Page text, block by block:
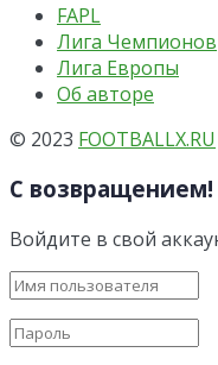
FAPL
Лига Чемпионов
Лига Европы
Об авторе
© 2023 FOOTBALLX.RU
С возвращением!
Войдите в свой